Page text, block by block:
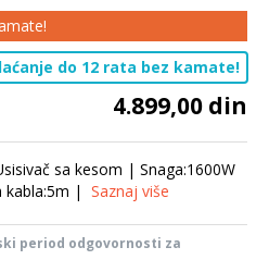
do 12 rata bez kamate!
4.899,00 din
sa kesom | Snaga:1600W
kabla:5m | Saznaj više
period odgovornosti za